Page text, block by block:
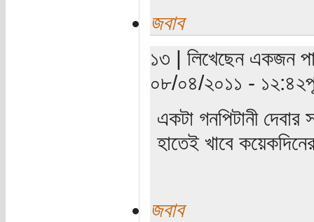
জবাব
১৩ | লিখেছেন একজন
০৮/০৪/২০১১ -
একটা গনপিটানী
হাতেই খাবে
জবাব